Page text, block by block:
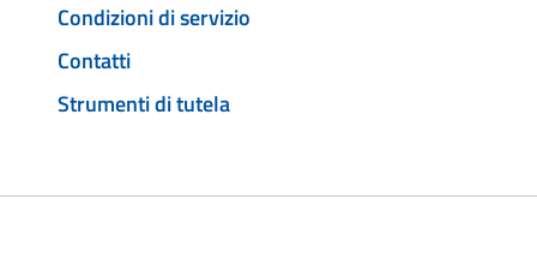
Condizioni di servizio
Contatti
Strumenti di tutela